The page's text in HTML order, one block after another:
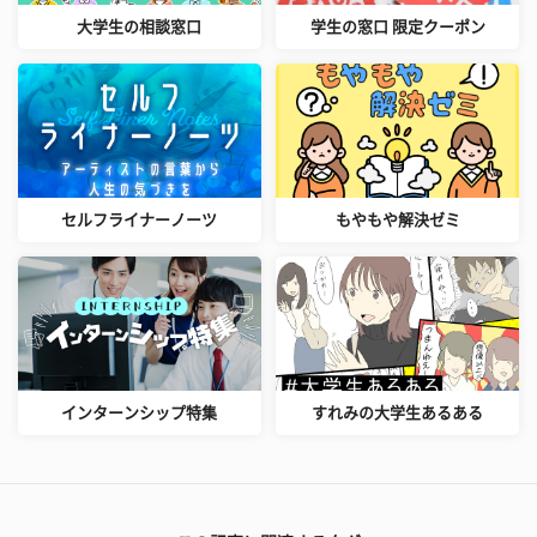
大学生の相談窓口 学生の窓口 限定クーポン
セルフライナーノーツ もやもや解決ゼミ
インターンシップ特集 すれみの大学生あるある